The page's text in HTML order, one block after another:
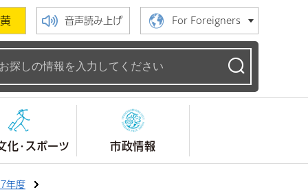
黄 音声読み上げ For Foreigners
ページ
化・スポーツ 市政情報
年度